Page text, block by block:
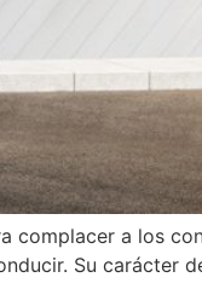
complacer a los
Su carácter